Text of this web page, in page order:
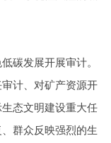
碳发展开展审计。
计、对矿产资源开
态文明建设重大任
群众反映强烈的生